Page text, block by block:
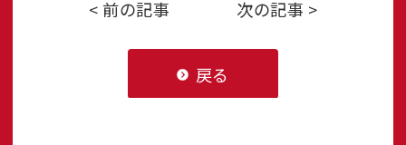
< 前の記事 次の記事 >
戻る